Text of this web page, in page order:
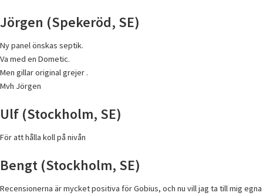
Jörgen (Spekeröd, SE)
Ny panel önskas septik.
Va med en Dometic.
Men gillar original grejer .
Mvh Jörgen
Ulf (Stockholm, SE)
För att hålla koll på nivån
Bengt (Stockholm, SE)
Recensionerna är mycket positiva för Gobius, och nu vill jag ta till mig egna